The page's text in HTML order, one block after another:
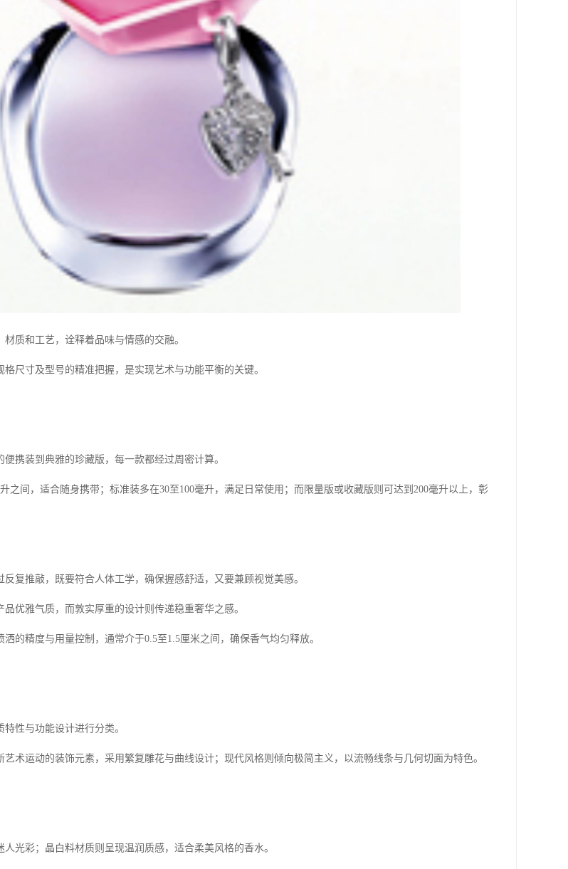
质和工艺，诠释着品味与情感的交融。
尺寸及型号的精准把握，是实现艺术与功能平衡的关键。
携装到典雅的珍藏版，每一款都经过周密计算。
之间，适合随身携带；标准装多在30至100毫升，满足日常使用；而限量版或收藏版则可达到200毫升以上，彰
复推敲，既要符合人体工学，确保握感舒适，又要兼顾视觉美感。
优雅气质，而敦实厚重的设计则传递稳重奢华之感。
的精度与用量控制，通常介于0.5至1.5厘米之间，确保香气均匀释放。
性与功能设计进行分类。
术运动的装饰元素，采用繁复雕花与曲线设计；现代风格则倾向极简主义，以流畅线条与几何切面为特色。
光彩；晶白料材质则呈现温润质感，适合柔美风格的香水。